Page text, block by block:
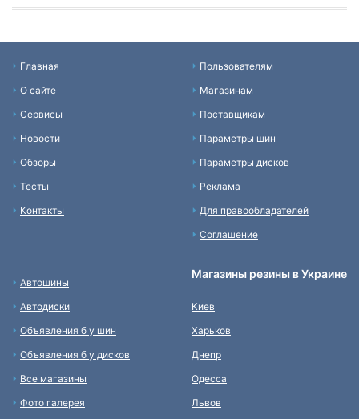
Главная
О сайте
Сервисы
Новости
Обзоры
Тесты
Контакты
Пользователям
Магазинам
Поставщикам
Параметры шин
Параметры дисков
Реклама
Для правообладателей
Соглашение
Автошины
Автодиски
Объявления б у шин
Объявления б у дисков
Все магазины
Фото галерея
Магазины резины в Украине
Киев
Харьков
Днепр
Одесса
Львов